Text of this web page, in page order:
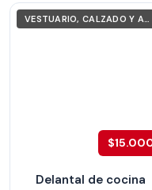
VESTUARIO, CALZADO Y ACCESORIOS
Delantal de cocina